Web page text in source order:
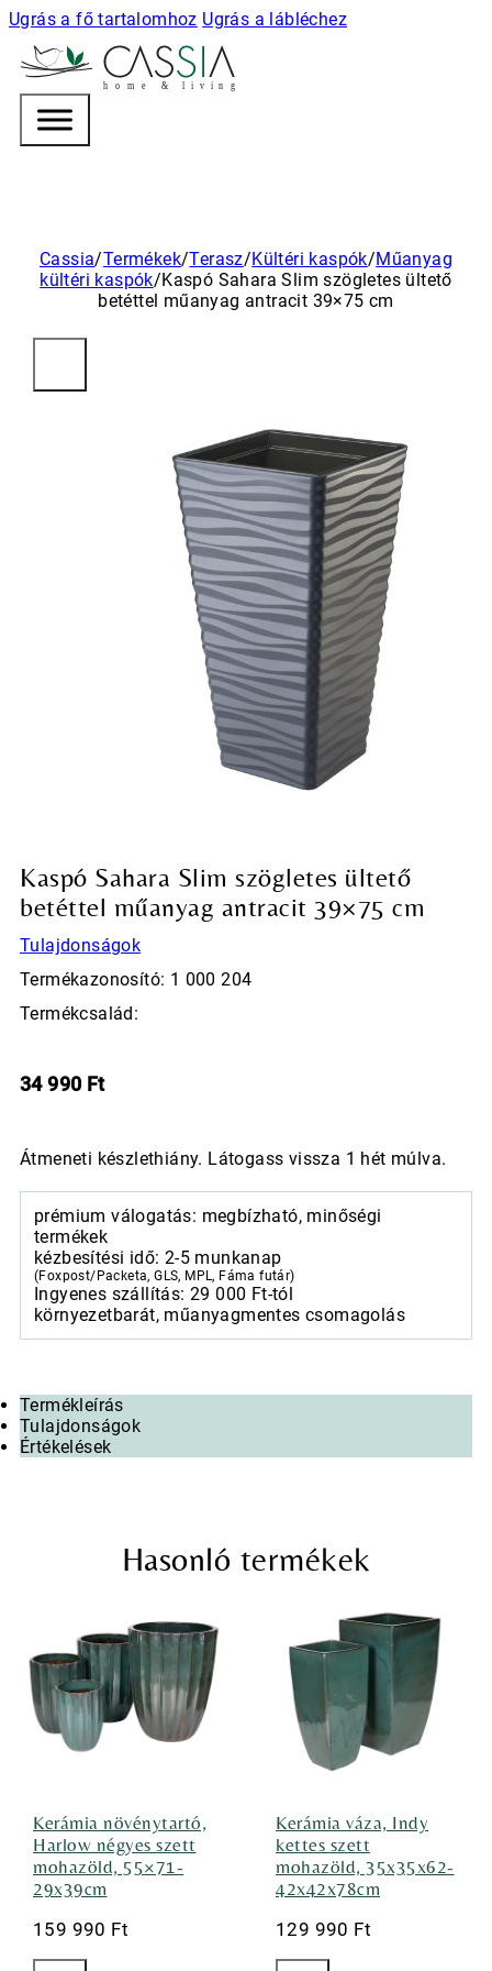
Ugrás a fő tartalomhoz Ugrás a lábléchez
h o m e & l i v i n g
Cassia/Termékek/Terasz/Kültéri kaspók/Műanyag
kültéri kaspók/Kaspó Sahara Slim szögletes ültető
betéttel műanyag antracit 39×75 cm
Kaspó Sahara Slim szögletes ültető
betéttel műanyag antracit 39×75 cm
Tulajdonságok
Termékazonosító: 1 000 204
Termékcsalád:
34 990 Ft
Átmeneti készlethiány. Látogass vissza 1 hét múlva.
prémium válogatás: megbízható, minőségi
termékek
kézbesítési idő: 2-5 munkanap
(Foxpost/Packeta, GLS, MPL, Fáma futár)
Ingyenes szállítás: 29 000 Ft-tól
környezetbarát, műanyagmentes csomagolás
Termékleírás
Tulajdonságok
Értékelések
Hasonló termékek
Kerámia növénytartó,
Harlow négyes szett
mohazöld, 55×71-
29x39cm
159 990 Ft
Kerámia váza, Indy
kettes szett
mohazöld, 35x35x62-
42x42x78cm
129 990 Ft